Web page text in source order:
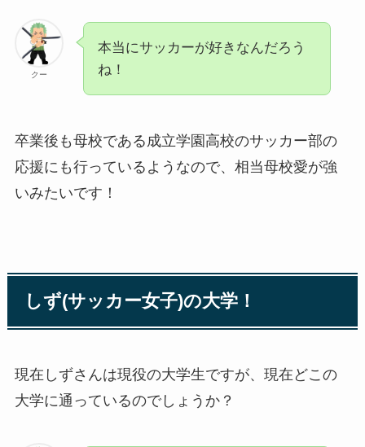
クー
本当にサッカーが好きなんだろう
ね！
卒業後も母校である成立学園高校のサッカー部の
応援にも行っているようなので、相当母校愛が強
いみたいです！
しず(サッカー女子)の大学！
現在しずさんは現役の大学生ですが、現在どこの
大学に通っているのでしょうか？